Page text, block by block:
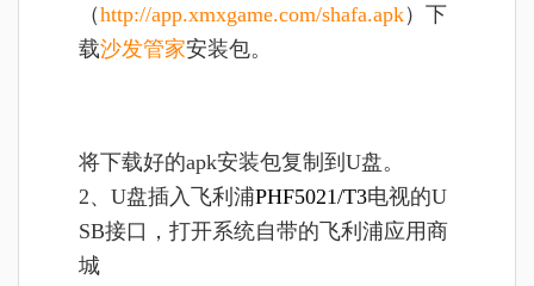
（http://app.xmxgame.com/shafa.apk）下
载沙发管家安装包。
将下载好的apk安装包复制到U盘。
2、U盘插入 飞利浦PHF5021/T3电视的U
SB接口，打开系统自带的飞利浦应用商
城